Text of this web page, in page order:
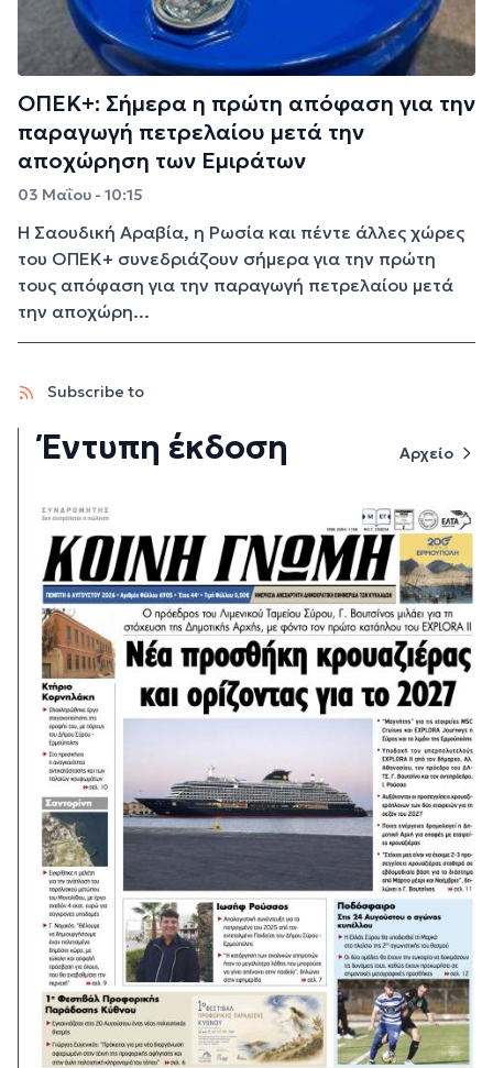
ΟΠΕΚ+: Σήμερα η πρώτη απόφαση για την
παραγωγή πετρελαίου μετά την
αποχώρηση των Εμιράτων
03 Μαΐου - 10:15
Η Σαουδική Αραβία, η Ρωσία και πέντε άλλες χώρες
του ΟΠΕΚ+ συνεδριάζουν σήμερα για την πρώτη
τους απόφαση για την παραγωγή πετρελαίου μετά
την αποχώρη...
Subscribe to
Έντυπη έκδοση Αρχείο